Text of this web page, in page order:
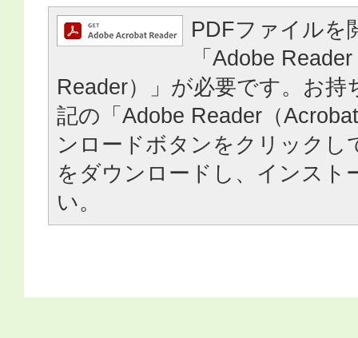
PDFファイルを
「Adobe
Reader）」が必要です。お持
記の「Adobe Reader（
ンロードボタンをクリックし
をダウンロードし、インスト
い。